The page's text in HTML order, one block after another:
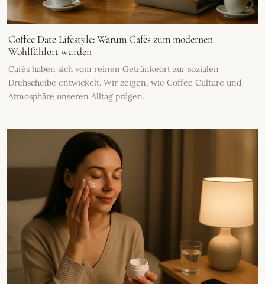
Coffee Date Lifestyle: Warum Cafés zum modernen
Wohlfühlort wurden
Cafés haben sich vom reinen Getränkeort zur sozialen
Drehscheibe entwickelt. Wir zeigen, wie Coffee Culture und
Atmosphäre unseren Alltag prägen.